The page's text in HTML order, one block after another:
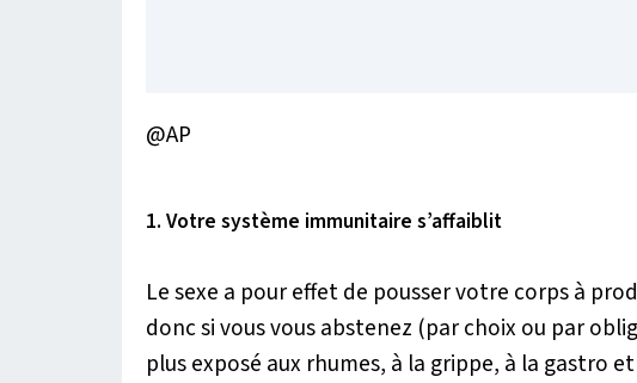
@AP
1. Votre système immunitaire s’affaiblit
Le sexe a pour effet de pousser votre corps à
donc si vous vous abstenez (par choix ou par
plus exposé aux rhumes, à la grippe, à la gastro